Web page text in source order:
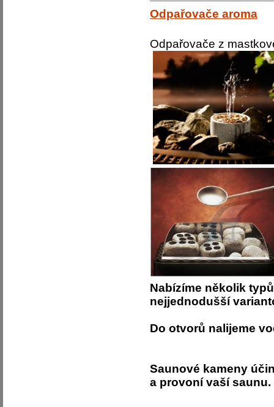
Odpařovače aroma
Odpařovače z
Nabízíme několik
nejjednodušší
Do otvorů nalijeme
Saunové kameny
a provoní vaší